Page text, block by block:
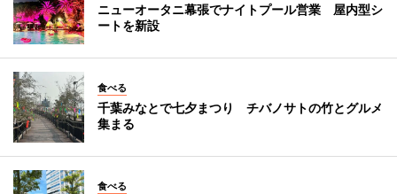
ニューオータニ幕張でナイトプール営業 屋内型シ
ートを新設
食べる
千葉みなとで七夕まつり チバノサトの竹とグルメ
集まる
食べる